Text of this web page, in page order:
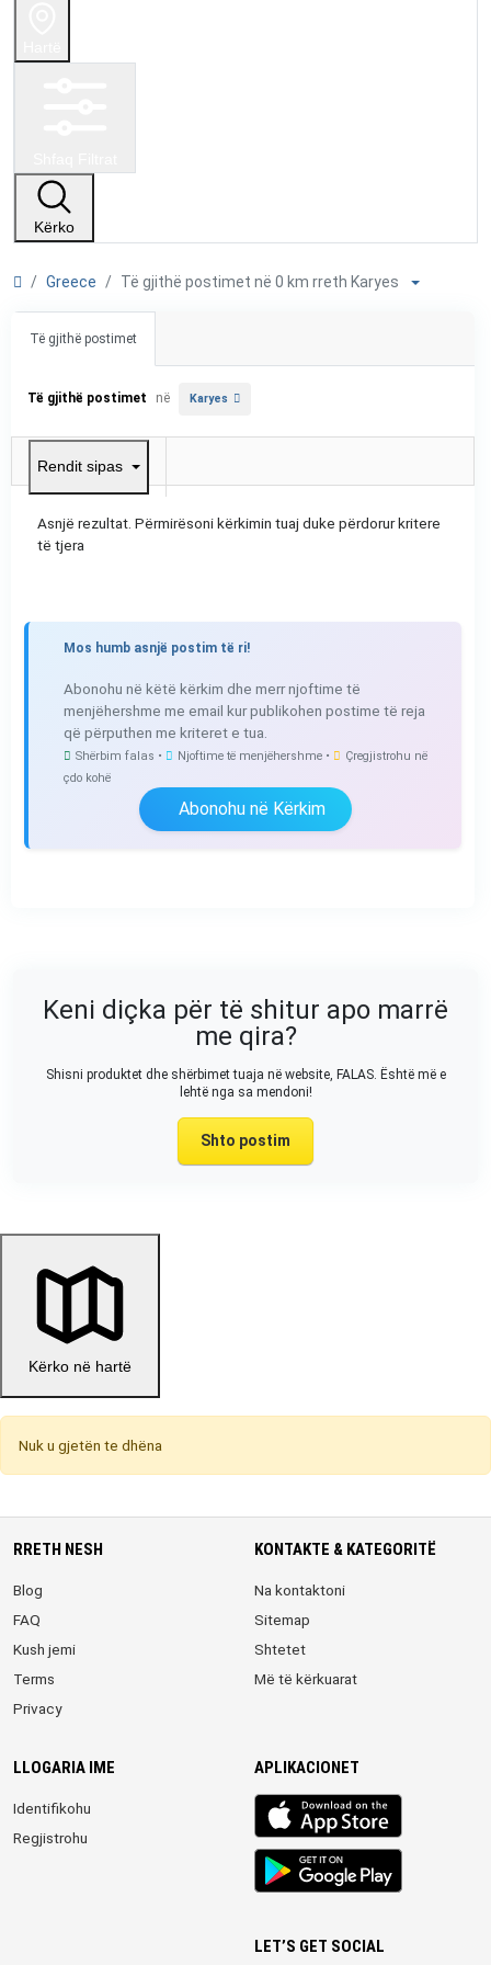
Kërko
Greece Të gjithë postimet në 0 km rreth Karyes
Të gjithë postimet
Të gjithë postimet në Karyes
Rendit sipas
Asnjë rezultat. Përmirësoni kërkimin tuaj duke përdorur kritere
të tjera
Mos humb asnjë postim të ri!
Abonohu në këtë kërkim dhe merr njoftime të
menjëhershme me email kur publikohen postime të reja
që përputhen me kriteret e tua.
Shërbim falas • Njoftime të menjëhershme •
Çregjistrohu në
çdo kohë
Abonohu në Kërkim
Keni diçka për të shitur apo marrë
me qira?
Shisni produktet dhe shërbimet tuaja në website, FALAS. Është më e
lehtë nga sa mendoni!
Shto postim
Kërko në hartë
Nuk u gjetën te dhëna
RRETH NESH
Blog
FAQ
Kush jemi
Terms
Privacy
KONTAKTE & KATEGORITË
Na kontaktoni
Sitemap
Shtetet
Më të kërkuarat
LLOGARIA IME
Identifikohu
Regjistrohu
APLIKACIONET
iOS
app
Android
App
LET’S GET SOCIAL